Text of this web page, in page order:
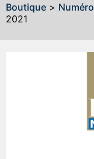
Boutique >
2021